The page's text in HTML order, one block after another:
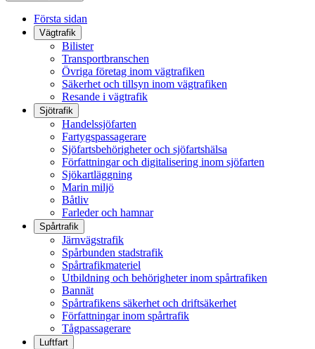
Första sidan
Vägtrafik
Bilister
Transportbranschen
Övriga företag inom vägtrafiken
Säkerhet och tillsyn inom vägtrafiken
Resande i vägtrafik
Sjötrafik
Handelssjöfarten
Fartygspassagerare
Sjöfartsbehörigheter och sjöfartshälsa
Författningar och digitalisering inom sjöfarten
Sjökartläggning
Marin miljö
Båtliv
Farleder och hamnar
Spårtrafik
Järnvägstrafik
Spårbunden stadstrafik
Spårtrafikmateriel
Utbildning och behörigheter inom spårtrafiken
Bannät
Spårtrafikens säkerhet och driftsäkerhet
Författningar inom spårtrafik
Tågpassagerare
Luftfart